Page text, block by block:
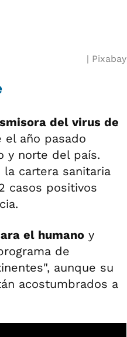
Pixabay
del virus de
el año pasado
y norte del país.
cartera sanitaria
casos positivos
el humano y
de
aunque su
acostumbrados a